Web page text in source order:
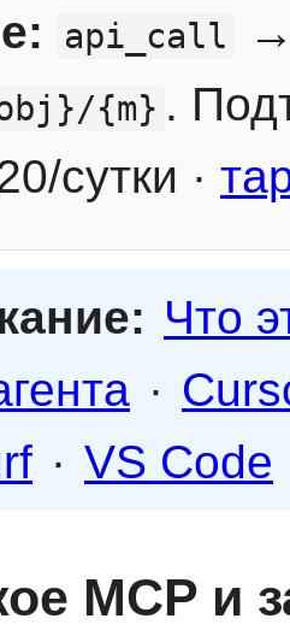
api_call
{m} .
сутки ·
Что
·
· VS Code
MCP и